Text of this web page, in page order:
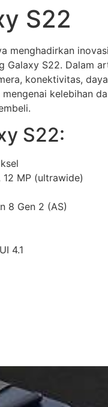
S22
menghadirkan
S22. Dalam
konektivitas,
kelebihan
S22:
MP (ultrawide)
8 Gen 2 (AS)
4.1